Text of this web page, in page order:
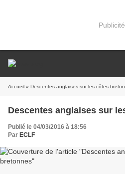
Publicité
Accueil » Descentes anglaises sur les côtes
Descentes anglaises sur
Publié le 04/03/2016 à 18:56
Par ECLF